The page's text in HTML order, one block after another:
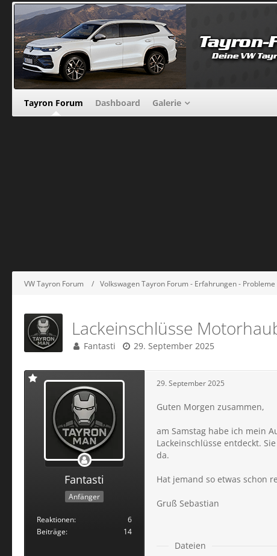
Tayron Forum Dashboard Galerie
VW Tayron Forum Volkswagen Tayron Forum - Erfahrungen - Probleme
Lackeinschlüsse
Fantasti 29. September 2025
Fantasti
Anfänger
Reaktionen
6
Beiträge
14
29. September 2025
Guten Morgen zusammen,
am Samstag habe ich mein
Lackeinschlüsse entdeckt.
da.
Hat jemand so etwas schon
Gruß Sebastian
Dateien